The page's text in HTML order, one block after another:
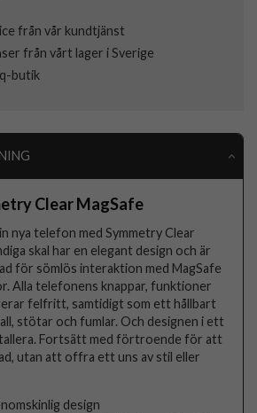
från vår kundtjänst
från vårt lager i Sverige
butik
Clear MagSafe
nya telefon med Symmetry Clear
skal har en elegant design och är
för sömlös interaktion med MagSafe
Alla telefonens knappar, funktioner
felfritt, samtidigt som ett hållbart
stötar och fumlar. Och designen i ett
Fortsätt med förtroende för att
utan att offra ett uns av stil eller
design